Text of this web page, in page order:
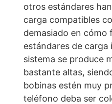
otros estándares
carga compatibles
demasiado en cómo
estándares de carga
sistema se produce
bastante altas,
bobinas estén muy
teléfono deba ser